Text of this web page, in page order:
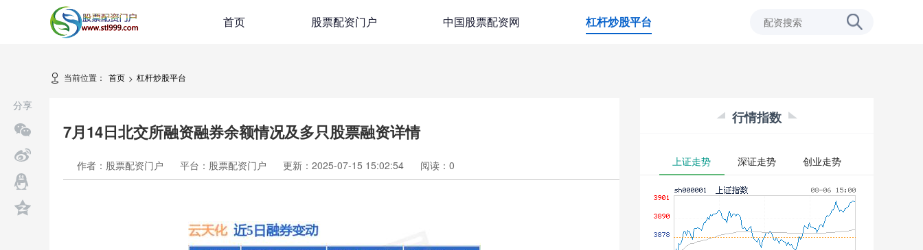
首页 股票配资门户 中国股票配资网 杠杆炒股平台
当前位置： 首页 > 杠杆炒股平台
7月14日北交所融资融券余额情况及多只股票融资详情
作者：股票配资门户 平台：股票配资门户 更新：2025-07-15 15:02:54 阅读： 0
分享
行情指数
上证走势 深证走势 创业走势